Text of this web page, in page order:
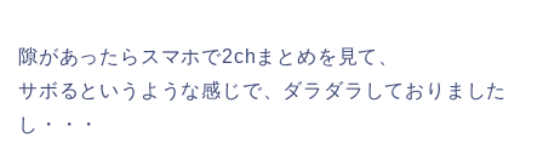
隙があったらスマホで2chまとめを見て、
サボるというような感じで、ダラダラしておりました
し・・・